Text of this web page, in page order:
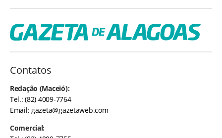
Contatos
Redação (Maceió):
Tel.: (82) 4009-7764
Email:gazeta@gazetaweb.com
Comercial: